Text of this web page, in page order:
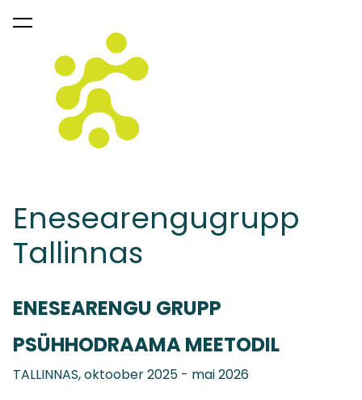
lisati ostukorvi.
Enesearengugrupp
Tallinnas
ENESEARENGU GRUPP
PSÜHHODRAAMA MEETODIL
TALLINNAS, oktoober 2025 - mai 2026